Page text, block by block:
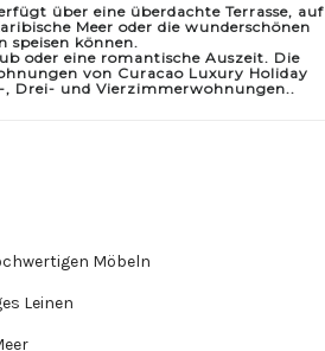
über eine überdachte Terrasse, auf
Meer oder die wunderschönen
speisen können.
oder eine romantische Auszeit. Die
von Curacao Luxury Holiday
, Drei- und Vierzimmerwohnungen..
Möbeln
Leinen